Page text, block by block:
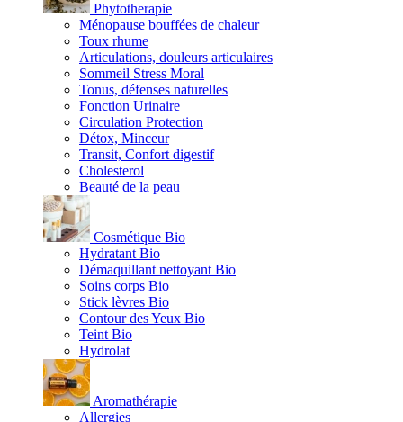
Phytotherapie
Ménopause bouffées de chaleur
Toux rhume
Articulations, douleurs articulaires
Sommeil Stress Moral
Tonus, défenses naturelles
Fonction Urinaire
Circulation Protection
Détox, Minceur
Transit, Confort digestif
Cholesterol
Beauté de la peau
Cosmétique Bio
Hydratant Bio
Démaquillant nettoyant Bio
Soins corps Bio
Stick lèvres Bio
Contour des Yeux Bio
Teint Bio
Hydrolat
Aromathérapie
Allergies